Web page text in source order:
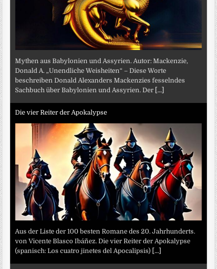
Mythen aus Babylonien und Assyrien. Autor: Mackenzie,
Donald A. „Unendliche Weisheiten“ – Diese Worte
beschreiben Donald Alexanders Mackenzies fesselndes
Sachbuch über Babylonien und Assyrien. Der [...]
Die vier Reiter der Apokalypse
Aus der Liste der 100 besten Romane des 20. Jahrhunderts.
von Vicente Blasco Ibáñez. Die vier Reiter der Apokalypse
(spanisch: Los cuatro jinetes del Apocalipsis) [...]